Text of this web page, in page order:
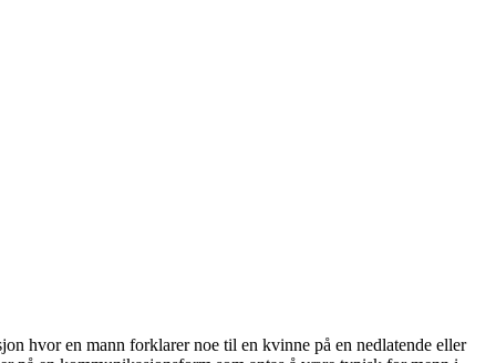
hvor en mann forklarer noe til en kvinne på en nedlatende eller